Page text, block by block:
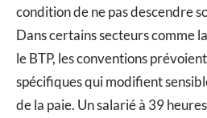
condition de ne pas descendre
Dans certains secteurs comme
le BTP, les conventions
spécifiques qui modifient
de la paie. Un salarié à 39